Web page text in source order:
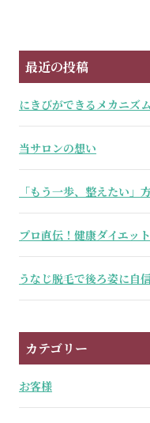
最近の投稿
にきびができるメカニズム
当サロンの想い
「もう一歩、整えたい」
プロ直伝！健康ダイエッ
うなじ脱毛で後ろ姿に自
カテゴリー
お客様